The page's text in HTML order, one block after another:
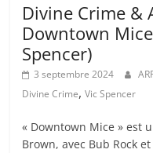
Divine Crime &
Downtown
Spencer)
3 septembre 2024
Divine Crime,Vic Spencer
« Downtown Mice » est
Brown, avec Bub Rock